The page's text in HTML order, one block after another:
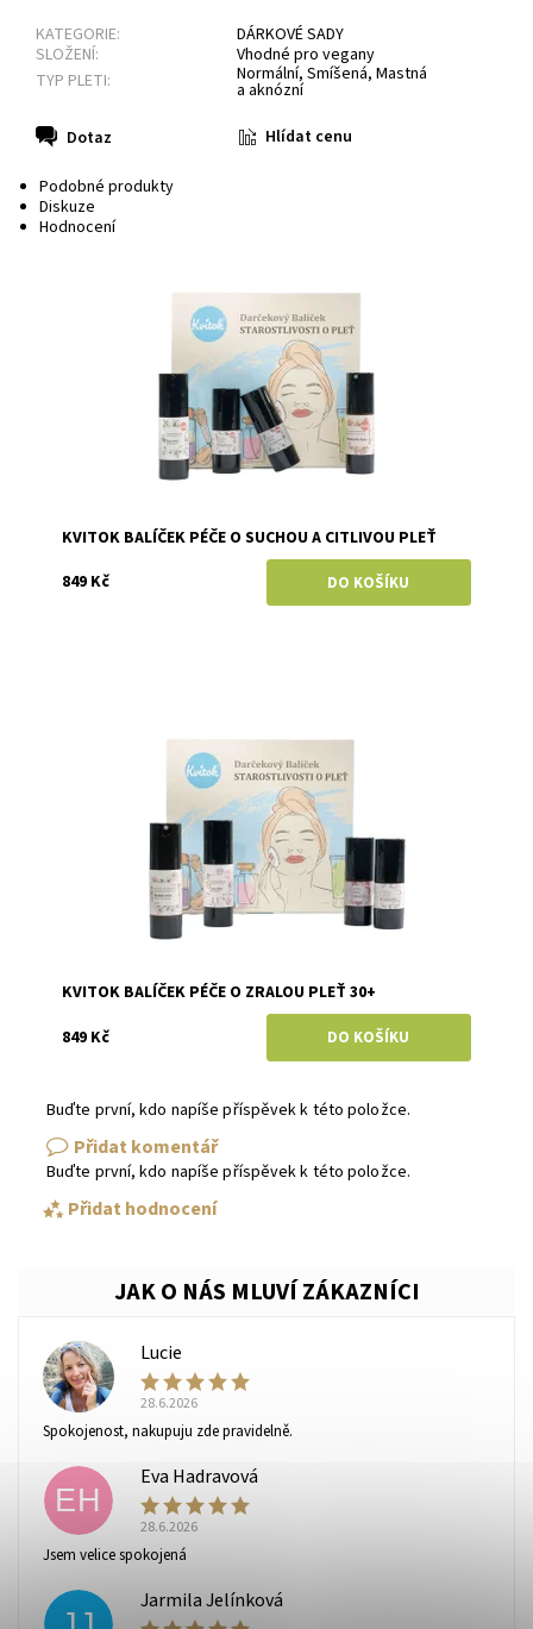
KATEGORIE:
DÁRKOVÉ SADY
SLOŽENÍ:
Vhodné pro vegany
TYP PLETI:
Normální, Smíšená, Mastná
a aknózní
Dotaz
Hlídat cenu
Podobné produkty
Diskuze
Hodnocení
KVITOK BALÍČEK PÉČE O SUCHOU A CITLIVOU PLEŤ
849 Kč
Kvitok
KVITOK BALÍČEK PÉČE O ZRALOU PLEŤ 30+
849 Kč
Buďte první, kdo napíše příspěvek k této položce.
Přidat komentář
Buďte první, kdo napíše příspěvek k této položce.
Přidat hodnocení
Vaše osobní údaje budou zpracovány dle
ochrany osobních údajů
L
Lucie
28.6.2026
Spokojenost, nakupuju zde pravidelně.
EH
Eva Hadravová
28.6.2026
Jsem velice spokojená
Jarmila Jelínková